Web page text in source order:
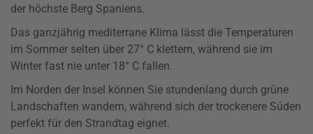
der höchste Berg Spaniens.
Das ganzjährig mediterrane Klima lässt die Temperaturen
im Sommer selten über 27° C klettern, während sie im
Winter fast nie unter 18° C fallen.
Im Norden der Insel können Sie stundenlang durch grüne
Landschaften wandern, während sich der trockenere Süden
perfekt für den Strandtag eignet.